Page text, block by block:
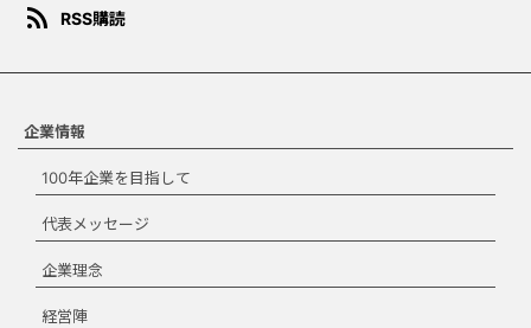
このコンテンツは、報道目的ま
にのみご使用いただくことがで
グ、商品化などの商業目的での
ドする場合は、本規約を承諾す
に同意します。
rss_feed RSS購読
企業情報
100年企業を目指して
代表メッセージ
企業理念
経営陣